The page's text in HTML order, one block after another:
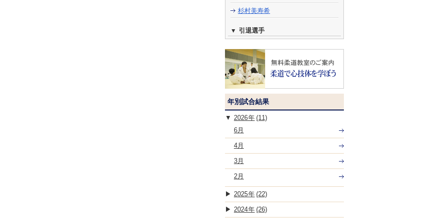
杉村美寿希
引退選手
年別試合結果
2026
(11)
6月
4月
3月
2月
2025 (22)
2024 (26)